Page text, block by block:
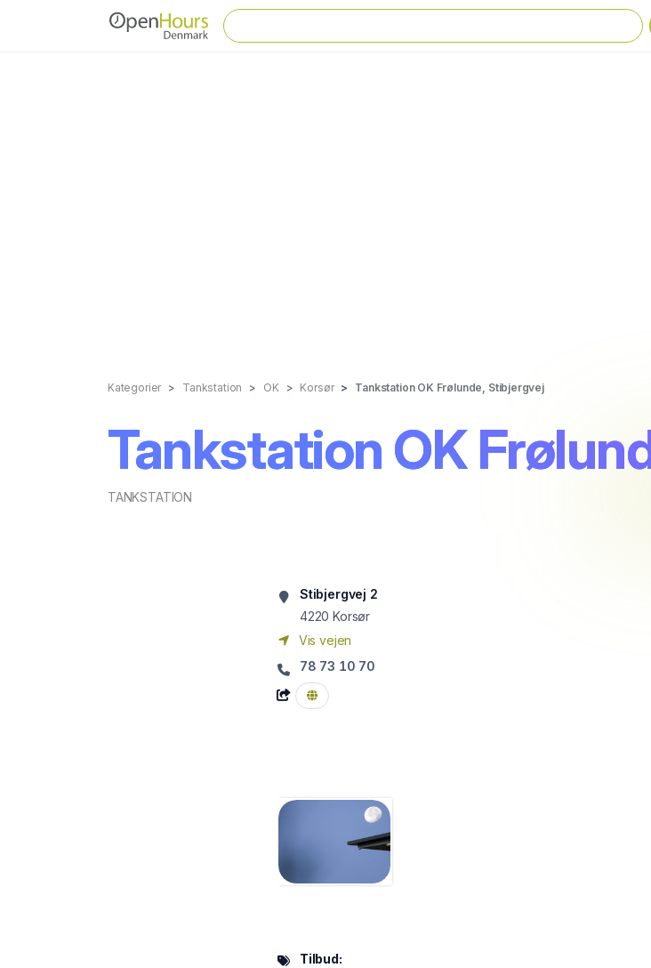
Kategorier Tankstation OK Korsør Tankstation OK Frølunde, Stibjergvej
Tankstation OK
TANKSTATION
Stibjergvej 2
4220 Korsør
Vis vejen
78 73 10 70
Tilbud: